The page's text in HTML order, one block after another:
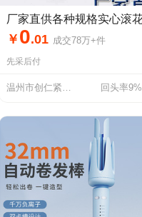
￥ 0.01 成交78万+件
先采后付
温州市创仁紧固件有限公司 回头率9%